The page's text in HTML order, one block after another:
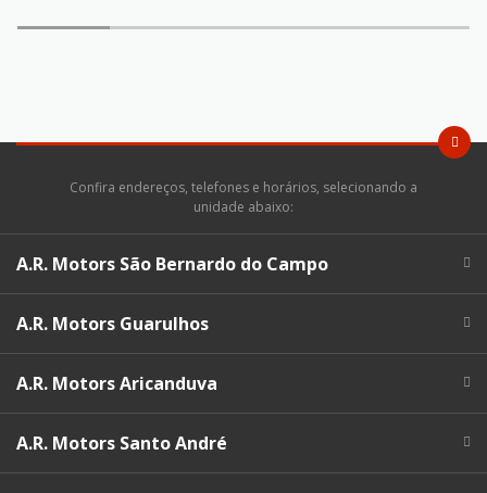
Confira endereços, telefones e horários, selecionando a
unidade abaixo:
A.R. Motors São Bernardo do Campo
A.R. Motors Guarulhos
A.R. Motors Aricanduva
A.R. Motors Santo André